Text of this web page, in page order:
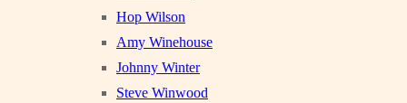
Hop Wilson
Amy Winehouse
Johnny Winter
Steve Winwood